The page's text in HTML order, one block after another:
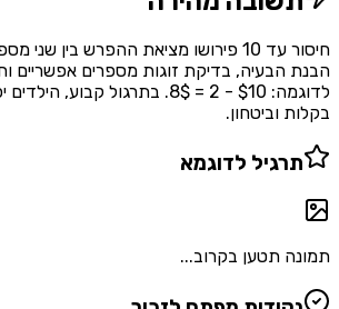
חיסור עד 10 פירושו מציאת ההפרש בין
הבנת הבעיה, בדיקת זוגות מספרים אפשריים
לדוגמה: $10 - 2 = 8$. בתרגול קבוע,
בקלות וביטחון.
תרגיל לדוגמא
תמונה תטען בקרוב...